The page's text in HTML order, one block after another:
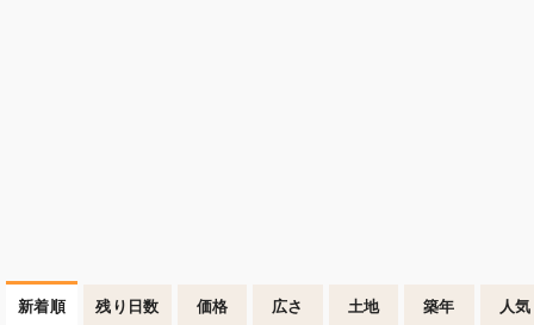
新着順 残り日数 価格 広さ 土地 築年 人気